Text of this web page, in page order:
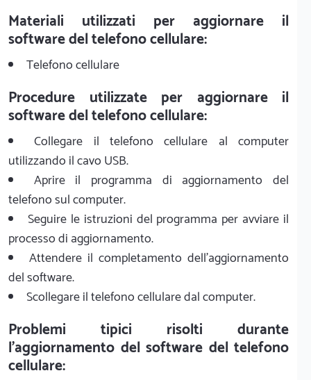
Materiali utilizzati per aggiornare il
software del telefono cellulare:
Telefono cellulare
Procedure utilizzate per aggiornare il
software del telefono cellulare:
Collegare il telefono cellulare al computer
utilizzando il cavo USB.
Aprire il programma di aggiornamento del
telefono sul computer.
Seguire le istruzioni del programma per avviare il
processo di aggiornamento.
Attendere il completamento dell'aggiornamento
del software.
Scollegare il telefono cellulare dal computer.
Problemi tipici risolti durante
l'aggiornamento del software del telefono
cellulare: